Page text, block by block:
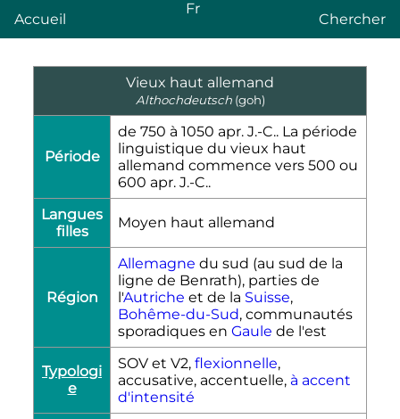
Accueil
Fr
Chercher
Vieux haut allemand
Althochdeutsch (goh)
Période
de 750 à 1050 apr. J.-C.. La période
linguistique du vieux haut
allemand commence vers 500 ou
600 apr. J.-C..
Langues
filles
Moyen haut allemand
Région
Allemagne du sud (au sud de la
ligne de Benrath), parties de
l'Autriche et de la Suisse,
Bohême-du-Sud, communautés
sporadiques en Gaule de l'est
Typologi
e
SOV et V2, flexionnelle,
accusative, accentuelle, à accent
d'intensité